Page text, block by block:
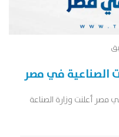
الصناعية في مصر
مصر أعلنت وزارة الصناعة